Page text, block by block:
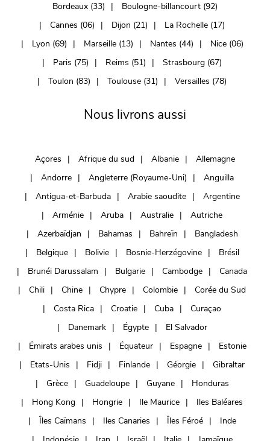
Bordeaux (33)
Boulogne-billancourt (92)
Cannes (06)
Dijon (21)
La Rochelle (17)
Lyon (69)
Marseille (13) Nantes (44)
Nice (06)
Paris (75)
Reims (51)
Strasbourg (67)
Toulon (83)
Toulouse (31) Versailles (78)
Nous livrons aussi
Açores Afrique du sud Albanie
Allemagne
Andorre
Angleterre (Royaume-Uni)
Anguilla
Antigua-et-Barbuda
Arabie saoudite
Argentine
Arménie
Aruba Australie
Autriche
Azerbaïdjan
Bahamas Bahreïn
Bangladesh
Belgique
Bolivie Bosnie-Herzégovine
Brésil
Brunéi Darussalam
Bulgarie Cambodge
Canada
Chili
Chine Chypre Colombie
Corée du Sud
Costa Rica
Croatie Cuba
Curaçao
Danemark
Égypte
El Salvador
Émirats arabes unis
Équateur Espagne
Estonie
Etats-Unis
Fidji Finlande Géorgie
Gibraltar
Grèce
Guadeloupe Guyane
Honduras
Hong Kong
Hongrie Ile Maurice
Iles Baléares
Îles Caïmans
Iles Canaries Îles Féroé
Inde